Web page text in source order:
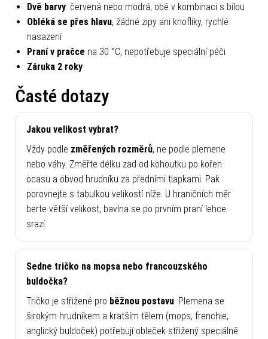
Dvě barvy: červená nebo modrá, obě v kombinaci s bílou
Obléká se přes hlavu, žádné zipy ani knoflíky, rychlé
nasazení
Praní v pračce na 30 °C, nepotřebuje speciální péči
Záruka 2 roky
Časté dotazy
Jakou velikost vybrat?
Vždy podle změřených rozměrů, ne podle plemene
nebo váhy. Změřte délku zad od kohoutku po kořen
ocasu a obvod hrudníku za předními tlapkami. Pak
porovnejte s tabulkou velikostí níže. U hraničních měr
berte větší velikost, bavlna se po prvním praní lehce
srazí.
Sedne tričko na mopsa nebo francouzského
buldočka?
Tričko je střižené pro běžnou postavu . Plemena se
širokým hrudníkem a kratším tělem (mops, frenchie,
anglický buldoček) potřebují obleček střižený speciálně